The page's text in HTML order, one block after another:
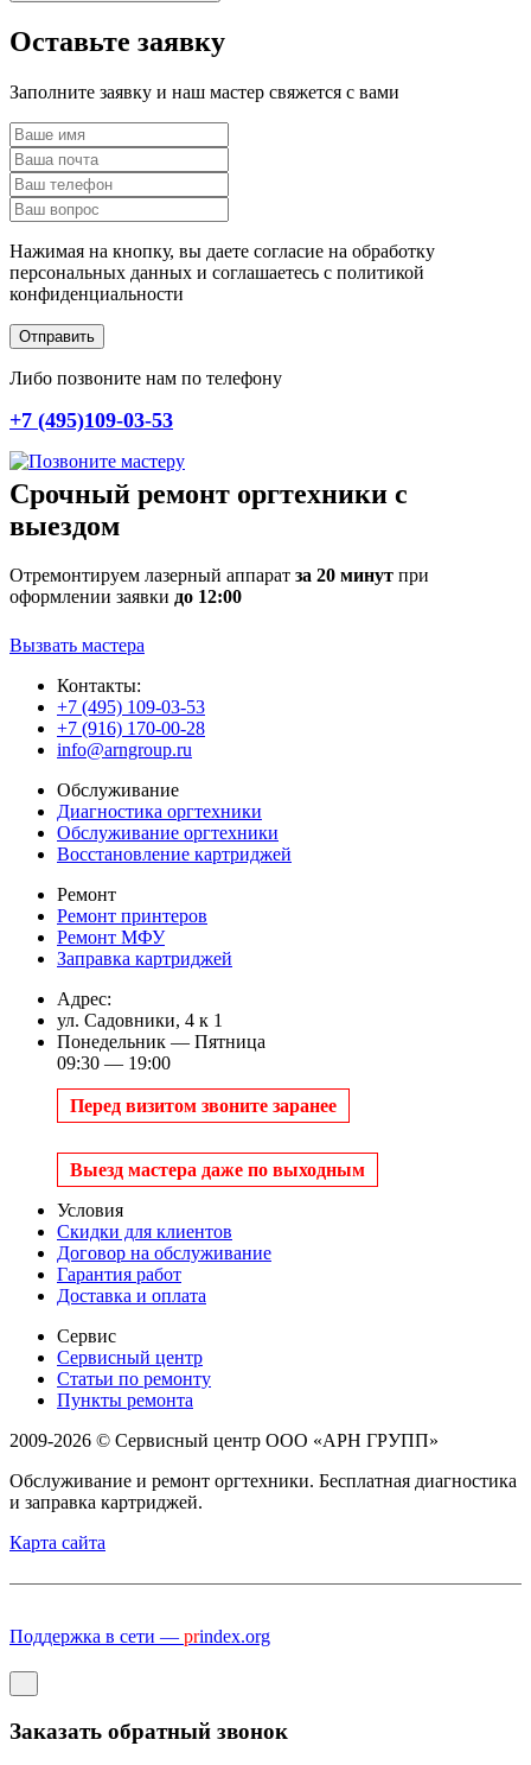
Оставьте заявку
Заполните заявку и наш мастер свяжется с вами
Нажимая на кнопку, вы даете согласие на обработку
персональных данных и соглашаетесь c политикой
конфиденциальности
Отправить
Либо позвоните нам по телефону
+7 (495)109-03-53
Срочный ремонт оргтехники с
выездом
Отремонтируем лазерный аппарат за 20 минут при
оформлении заявки до 12:00
Вызвать мастера
Контакты:
+7 (495) 109-03-53
+7 (916) 170-00-28
info@arngroup.ru
Обслуживание
Диагностика оргтехники
Обслуживание оргтехники
Восстановление картриджей
Ремонт
Ремонт принтеров
Ремонт МФУ
Заправка картриджей
Адрес:
ул. Садовники, 4 к 1
Понедельник — Пятница
09:30 — 19:00
Перед визитом звоните заранее
Выезд мастера даже по выходным
Условия
Скидки для клиентов
Договор на обслуживание
Гарантия работ
Доставка и оплата
Сервис
Сервисный центр
Статьи по ремонту
Пункты ремонта
2009-2026 © Сервисный центр ООО «АРН ГРУПП»
Обслуживание и ремонт оргтехники. Бесплатная диагностика
и заправка картриджей.
Карта сайта
Поддержка в сети — prindex.org
Заказать обратный звонок